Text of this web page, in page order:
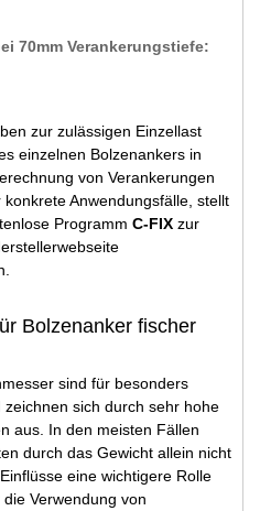
70mm Verankerungstiefe:
zur zulässigen Einzellast
einzelnen Bolzenankers in
von Verankerungen
Anwendungsfälle, stellt
Programm C-FIX zur
Bolzenanker fischer
sind für besonders
sich durch sehr hohe
aus. In den meisten Fällen
durch das Gewicht allein nicht
eine wichtigere Rolle
Verwendung von